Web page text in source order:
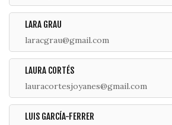
LARA GRAU
laracgrau@gmail.com
LAURA CORTÉS
lauracortesjoyanes@gmail.com
LUIS GARCÍA-FERRER